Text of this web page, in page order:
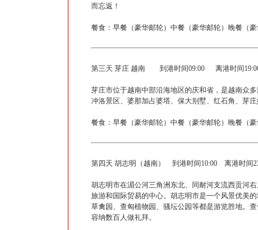
而忘返！
餐食：早餐（豪华邮轮）中餐（豪华邮轮）晚餐（
第三天 芽庄 越南 到港时间09:00 离港时间
芽庄市位于越南中部沿海地区的庆和省，是越南众
冲洛景区、婆那加占婆塔、保大别墅、红石角、芽庄
餐食：早餐（豪华邮轮）中餐（豪华邮轮）晚餐（
第四天 胡志明（越南） 到港时间10:00 离港时间
胡志明市在湄公河三角洲东北、同耐河支流西贡河
旅游和国际贸易的中心。胡志明市是一个风景优美
草禽园、查匈植物园、骚坛公园等都是游览胜地。
容纳数百人做礼拜。